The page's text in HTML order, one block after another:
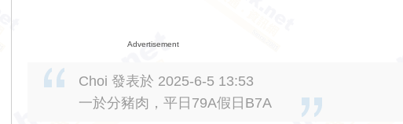
Advertisement
Choi 發表於 2025-6-5 13:53
一於分豬肉，平日79A假日B7A